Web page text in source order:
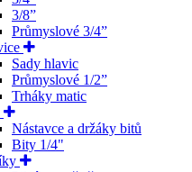
3/8”
Průmyslové 3/4”
Sady hlavic
Průmyslové 1/2”
Trháky matic
Nástavce a držáky bitů
Bity 1/4"